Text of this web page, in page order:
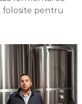
folosite pentru